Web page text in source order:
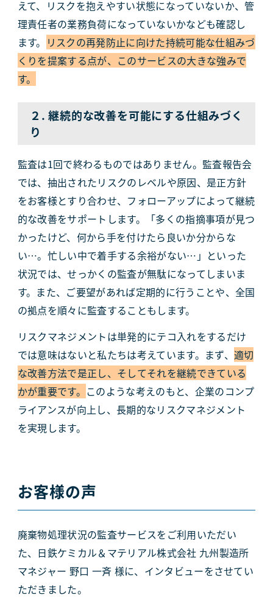
えて、リスクを抱えやすい状態になっていないか、管
理責任者の業務負荷になっていないかなども確認し
ます。 リスクの再発防止に向けた持続可能な仕組みづ
くりを提案する点が、このサービスの大きな強みで
す。
２. 継続的な改善を可能にする仕組みづく
り
監査は1回で終わるものではありません。監査報告会
では、抽出されたリスクのレベルや原因、是正方針
をお客様とすり合わせ、フォローアップによって継続
的な改善をサポートします。「多くの指摘事項が見つ
かったけど、何から手を付けたら良いか分からな
い…。忙しい中で着手する余裕がない…」といった
状況では、せっかくの監査が無駄になってしまいま
す。また、ご要望があれば定期的に行うことや、全国
の拠点を順々に監査することもします。
リスクマネジメントは単発的にテコ入れをするだけ
では意味はないと私たちは考えています。まず、 適切
な改善方法で是正し、そしてそれを継続できている
かが重要です。 このような考えのもと、企業のコンプ
ライアンスが向上し、長期的なリスクマネジメント
を実現します。
お客様の声
廃棄物処理状況の監査サービスをご利用いただい
た、日鉄ケミカル＆マテリアル株式会社 九州製造所
マネジャー 野口 一斉 様に、インタビューをさせてい
ただきました。